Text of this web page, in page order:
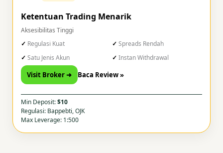
Ketentuan Trading Menarik
Aksesibilitas Tinggi
Regulasi Kuat
Spreads Rendah
Satu Jenis Akun
Instan Withdrawal
Visit Broker ➜ Baca Review »
Min Deposit:$10
Regulasi: Bappebti, OJK
Max Leverage: 1:500